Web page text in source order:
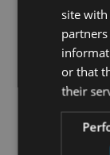
Cocina
Excelente
Gimnasio
Lado Playa
Muebles
Persianas
site
or that
their